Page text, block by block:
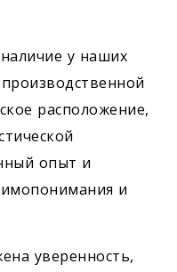
у наших
расположение,
опыт и
и
уверенность,